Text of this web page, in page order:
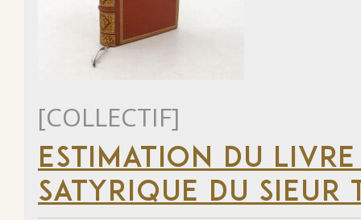
[COLLECTIF]
ESTIMATION DU
SATYRIQUE DU SIEUR